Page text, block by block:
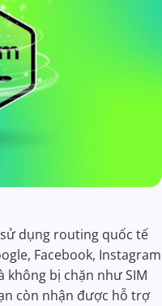
dụng routing quốc tế
Facebook, Instagram
không bị chặn như SIM
còn nhận được hỗ trợ